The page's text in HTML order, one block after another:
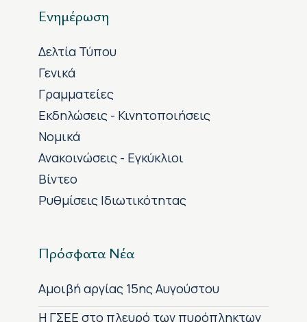
Ενημέρωση
Δελτία Τύπου
Γενικά
Γραμματείες
Εκδηλώσεις - Κινητοποιήσεις
Νομικά
Ανακοινώσεις - Εγκύκλιοι
Βίντεο
Ρυθμίσεις Ιδιωτικότητας
Πρόσφατα Νέα
Αμοιβή αργίας 15ης Αυγούστου
H ΓΣΕΕ στο πλευρό των πυρόπληκτων